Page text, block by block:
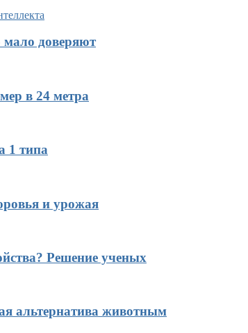
доверяют
в 24 метра
1 типа
и урожая
Решение ученых
альтернатива животным